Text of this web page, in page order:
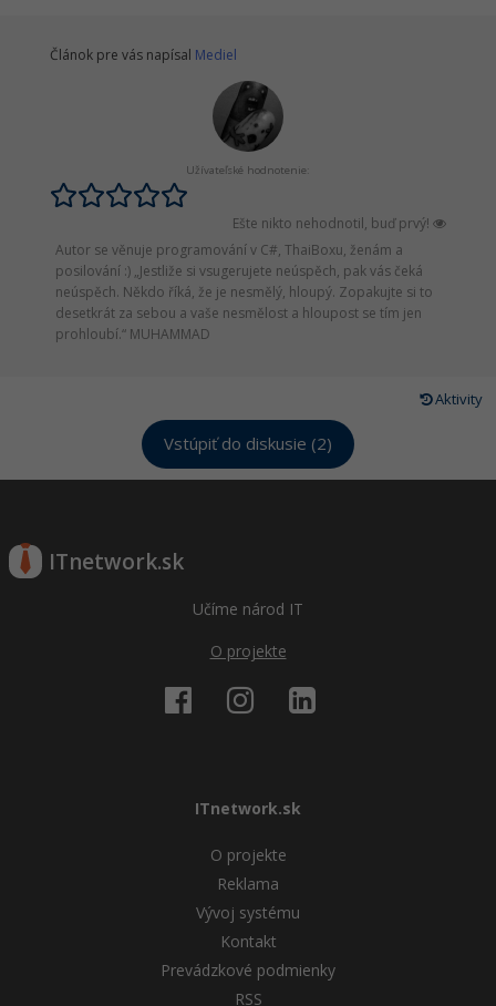
Článok pre vás napísal Mediel
Užívateľské hodnotenie:
Ešte nikto nehodnotil, buď prvý!
Autor se věnuje programování v C#, ThaiBoxu, ženám a
posilování :) „Jestliže si vsugerujete neúspěch, pak vás čeká
neúspěch. Někdo říká, že je nesmělý, hloupý. Zopakujte si to
desetkrát za sebou a vaše nesmělost a hloupost se tím jen
prohloubí.“ MUHAMMAD
Aktivity
Vstúpiť do diskusie (2)
ITnetwork.sk
Učíme národ IT
O projekte
ITnetwork.sk
O projekte
Reklama
Vývoj systému
Kontakt
Prevádzkové podmienky
RSS